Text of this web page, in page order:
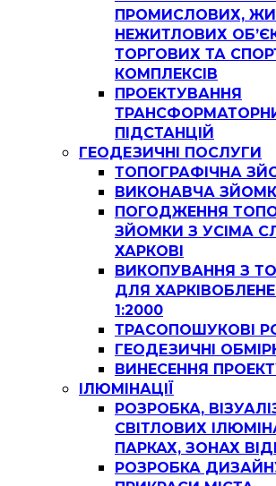
ПРОМИСЛОВИХ,
НЕЖИТЛОВИХ
ТОРГОВИХ ТА
КОМПЛЕКСІВ
ПРОЕКТУВАННЯ
ПІДСТАНЦІЙ
ГЕОДЕЗИЧНІ ПОСЛУГИ
ТОПОГРАФІЧНА
ВИКОНАВЧА
ПОГОДЖЕННЯ
ЗЙОМКИ З УСІМА
ХАРКОВІ
ВИКОПУВАННЯ З
ДЛЯ
1:2000
ТРАСОПОШУКОВІ
ГЕОДЕЗИЧНІ
ВИНЕСЕННЯ
ІЛЮМІНАЦІЇ
РОЗРОБКА,
СВІТЛОВИХ
ПАРКАХ, ЗОНАХ
РОЗРОБКА